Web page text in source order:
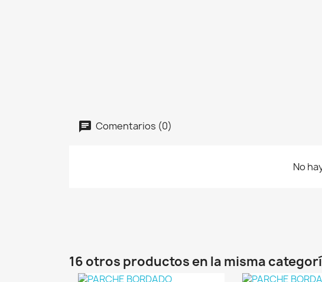
Comentarios (0)
No
16 otros productos en la misma